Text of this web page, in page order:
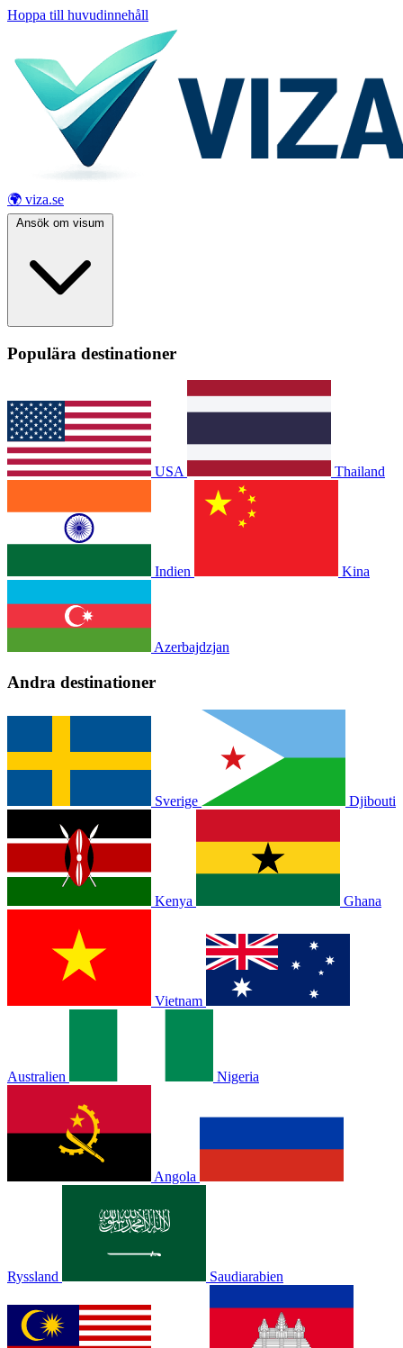
Hoppa till huvudinnehåll
🌍 viza.se
Ansök om visum
Populära destinationer
USA Thailand
Indien Kina
Azerbajdzjan
Andra destinationer
Sverige Djibouti
Kenya Ghana
Vietnam
Australien Nigeria
Angola
Ryssland Saudiarabien